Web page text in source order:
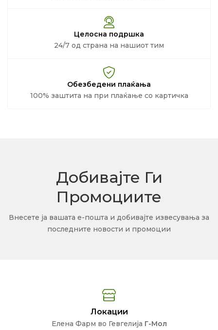
Целосна подршка
24/7 од страна на нашиот тим
Обезбедени плаќања
100% заштита на при плаќање со картичка
Добивајте Ги
Промоциите
Внесете ја вашата е-пошта и добивајте извесувања за
последните новости и промоции
Локации
Елена Фарм во Гевгелија Г-Мол